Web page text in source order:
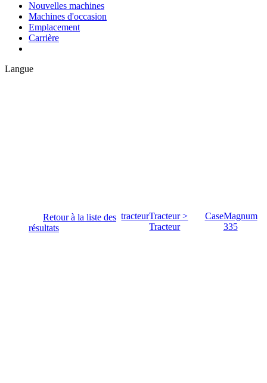
Nouvelles machines
Machines d'occasion
Emplacement
Carrière
Langue
Retour à la liste des
résultats
tracteurTracteur >
Tracteur
CaseMagnum
335